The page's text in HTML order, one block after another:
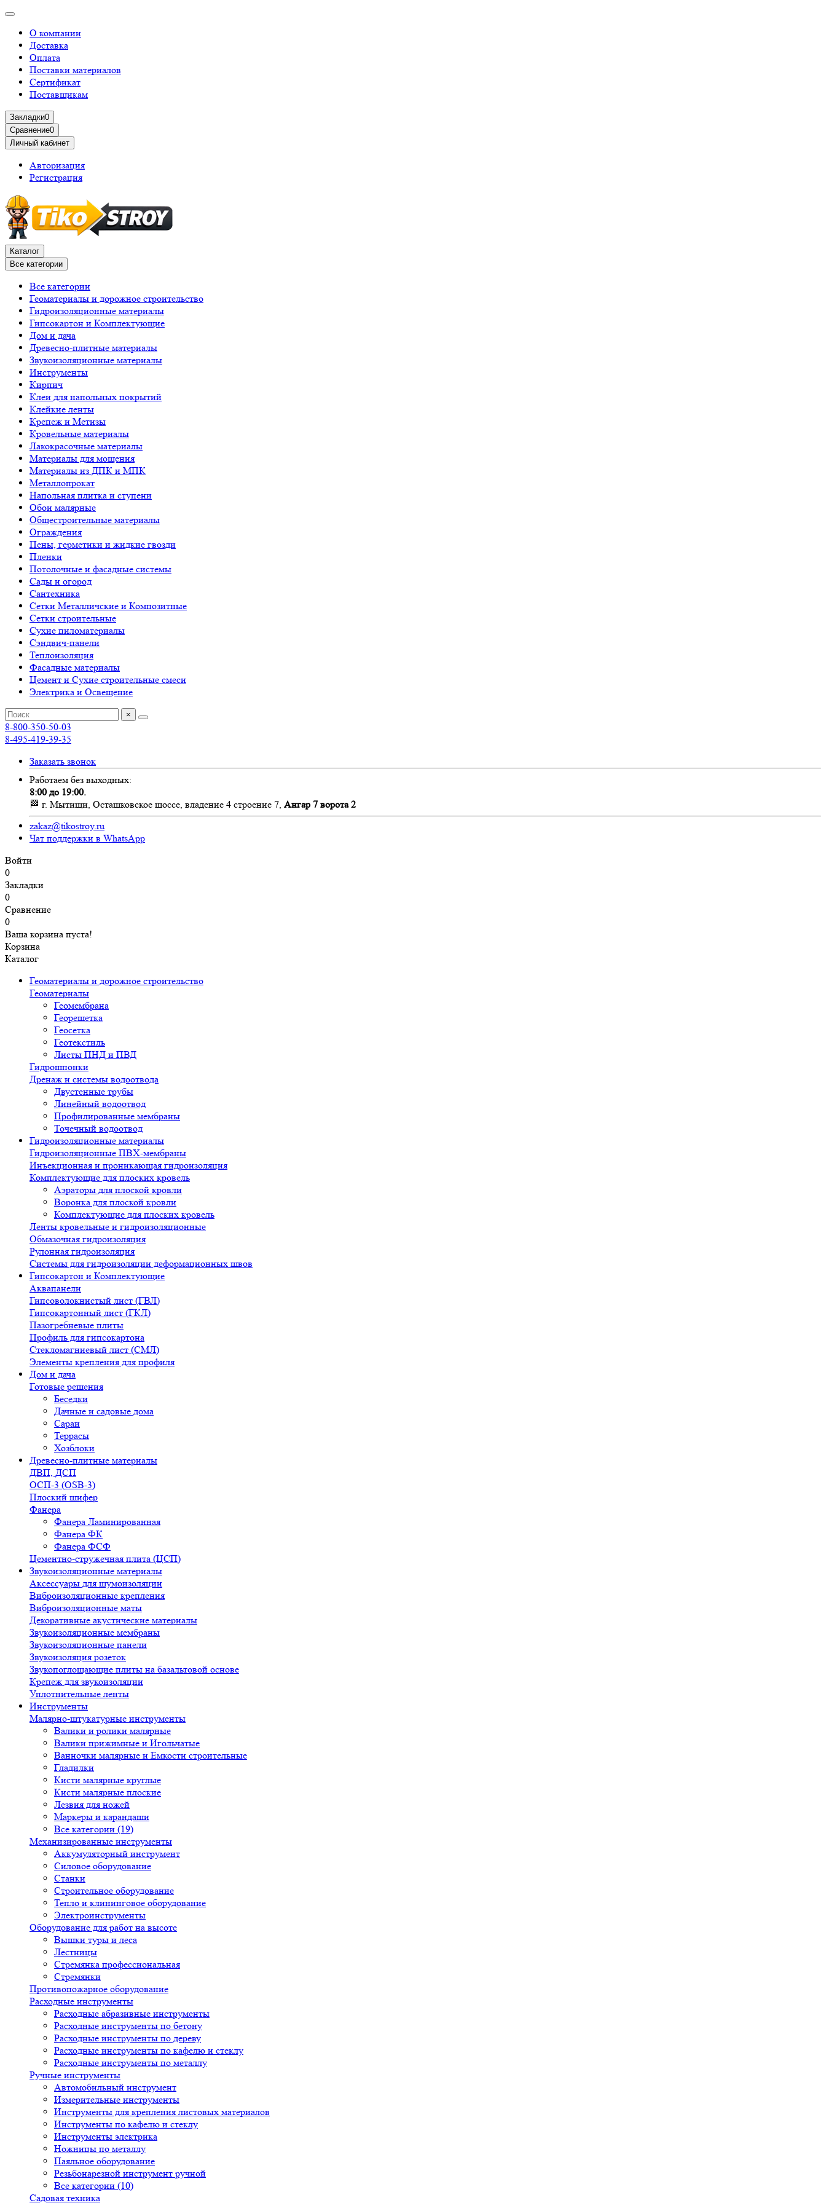
О компании
Доставка
Оплата
Поставки материалов
Сертификат
Поставщикам
Закладки0
Сравнение0
Личный кабинет
Авторизация
Регистрация
Каталог
Все категории
Все категории
Геоматериалы и дорожное строительство
Гидроизоляционные материалы
Гипсокартон и Комплектующие
Дом и дача
Древесно-плитные материалы
Звукоизоляционные материалы
Инструменты
Кирпич
Клеи для напольных покрытий
Клейкие ленты
Крепеж и Метизы
Кровельные материалы
Лакокрасочные материалы
Материалы для мощения
Материалы из ДПК и МПК
Металлопрокат
Напольная плитка и ступени
Обои малярные
Общестроительные материалы
Ограждения
Пены, герметики и жидкие гвозди
Пленки
Потолочные и фасадные системы
Сады и огород
Сантехника
Сетки Металличские и Композитные
Сетки строительные
Сухие пиломатериалы
Сэндвич-панели
Теплоизоляция
Фасадные материалы
Цемент и Сухие строительные смеси
Электрика и Освещение
×
8-800-350-50-03
8-495-419-39-35
Заказать звонок
Работаем без выходных:
8:00 до 19:00.
🏁 г. Мытищи, Осташковское шоссе, владение 4 строение 7, Ангар 7 ворота 2
zakaz@tikostroy.ru
Чат поддержки в WhatsApp
Войти
0
Закладки
0
Сравнение
0
Ваша корзина пуста!
Корзина
Каталог
Геоматериалы и дорожное строительство
Геоматериалы
Геомембрана
Георешетка
Геосетка
Геотекстиль
Листы ПНД и ПВД
Гидрошпонки
Дренаж и системы водоотвода
Двустенные трубы
Линейный водоотвод
Профилированные мембраны
Точечный водоотвод
Гидроизоляционные материалы
Гидроизоляционные ПВХ-мембраны
Инъекционная и проникающая гидроизоляция
Комплектующие для плоских кровель
Аэраторы для плоской кровли
Воронка для плоской кровли
Комплектующие для плоских кровель
Ленты кровельные и гидроизоляционные
Обмазочная гидроизоляция
Рулонная гидроизоляция
Системы для гидроизоляции деформационных швов
Гипсокартон и Комплектующие
Аквапанели
Гипсоволокнистый лист (ГВЛ)
Гипсокартонный лист (ГКЛ)
Пазогребневые плиты
Профиль для гипсокартона
Стекломагниевый лист (СМЛ)
Элементы крепления для профиля
Дом и дача
Готовые решения
Беседки
Дачные и садовые дома
Сараи
Террасы
Хозблоки
Древесно-плитные материалы
ДВП, ДСП
ОСП-3 (OSB-3)
Плоский шифер
Фанера
Фанера Ламинированная
Фанера ФК
Фанера ФСФ
Цементно-стружечная плита (ЦСП)
Звукоизоляционные материалы
Аксессуары для шумоизоляции
Виброизоляционные крепления
Виброизоляционные маты
Декоративные акустические материалы
Звукоизоляционные мембраны
Звукоизоляционные панели
Звукоизоляция розеток
Звукопоглощающие плиты на базальтовой основе
Крепеж для звукоизоляции
Уплотнительные ленты
Инструменты
Малярно-штукатурные инструменты
Валики и ролики малярные
Валики прижимные и Игольчатые
Ванночки малярные и Емкости строительные
Гладилки
Кисти малярные круглые
Кисти малярные плоские
Лезвия для ножей
Маркеры и карандаши
Все категории (19)
Механизированные инструменты
Аккумуляторный инструмент
Силовое оборудование
Станки
Строительное оборудование
Тепло и клининговое оборудование
Электроинструменты
Оборудование для работ на высоте
Вышки туры и леса
Лестницы
Стремянка профессиональная
Стремянки
Противопожарное оборудование
Расходные инструменты
Расходные абразивные инструменты
Расходные инструменты по бетону
Расходные инструменты по дереву
Расходные инструменты по кафелю и стеклу
Расходные инструменты по металлу
Ручные инструменты
Автомобильный инструмент
Измерительные инструменты
Инструменты для крепления листовых материалов
Инструменты по кафелю и стеклу
Инструменты электрика
Ножницы по металлу
Паяльное оборудование
Резьбонарезной инструмент ручной
Все категории (10)
Садовая техника